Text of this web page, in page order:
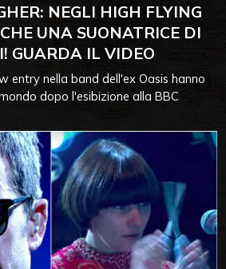
NEGLI HIGH FLYING
UNA SUONATRICE DI
GUARDA IL VIDEO
entry nella band dell'ex Oasis hanno
dopo l'esibizione alla BBC